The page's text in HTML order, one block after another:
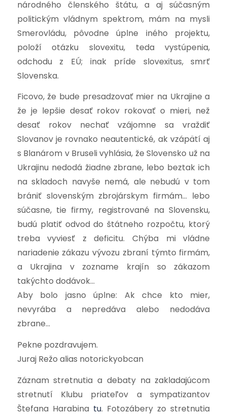
národného členského štátu, a aj súčasným
politickým vládnym spektrom, mám na mysli
Smerovládu, pôvodne úplne iného projektu,
položí otázku slovexitu, teda vystúpenia,
odchodu z EÚ; inak príde slovexitus, smrť
Slovenska.
Ficovo, že bude presadzovať mier na Ukrajine a
že je lepšie desať rokov rokovať o mieri, než
desať rokov nechať vzájomne sa vraždiť
Slovanov je rovnako neautentické, ak vzápätí aj
s Blanárom v Bruseli vyhlásia, že Slovensko už na
Ukrajinu nedodá žiadne zbrane, lebo beztak ich
na skladoch navyše nemá, ale nebudú v tom
brániť slovenským zbrojárskym firmám… lebo
súčasne, tie firmy, registrované na Slovensku,
budú platiť odvod do štátneho rozpočtu, ktorý
treba vyviesť z deficitu. Chýba mi vládne
nariadenie zákazu vývozu zbraní týmto firmám,
a Ukrajina v zozname krajín so zákazom
takýchto dodávok…
Aby bolo jasno úplne: Ak chce kto mier,
nevyrába a nepredáva alebo nedodáva
zbrane…
Pekne pozdravujem.
Juraj Režo alias notorickyobcan
Záznam stretnutia a debaty na zakladajúcom
stretnutí Klubu priateľov a sympatizantov
Štefana Harabina tu. Fotozábery zo stretnutia